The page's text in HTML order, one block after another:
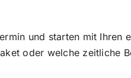
und starten mit
oder welche zeitliche